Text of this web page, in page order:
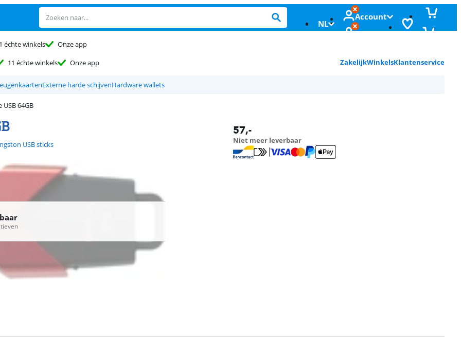
NL
Account
échte winkels
Onze app
11 échte winkels Onze app ZakelijkWinkelsKlantenservice
Externe harde schijvenHardware wallets
USB 64GB
USB sticks
57,-
Niet meer leverbaar